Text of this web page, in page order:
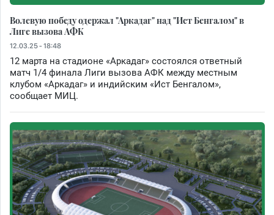
Волевую победу одержал "Аркадаг" над "Ист Бенгалом" в
Лиге вызова АФК
12.03.25 - 18:48
12 марта на стадионе «Аркадаг» состоялся ответный
матч 1/4 финала Лиги вызова АФК между местным
клубом «Аркадаг» и индийским «Ист Бенгалом»,
сообщает МИЦ.